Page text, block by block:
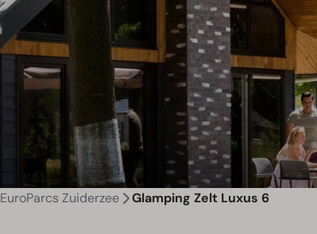
EuroParcs Zuiderzee Glamping Zelt Luxus 6